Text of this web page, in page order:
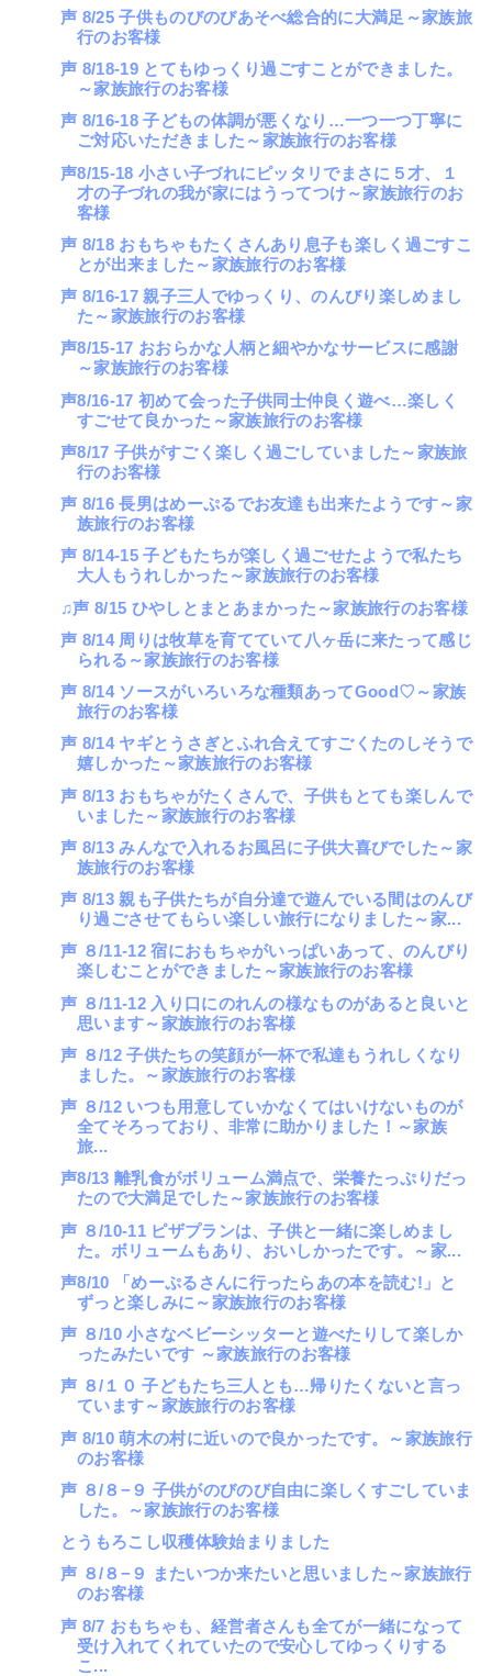
声 8/25 子供ものびのびあそべ総合的に大満足～家族旅
行のお客様
声 8/18-19 とてもゆっくり過ごすことができました。
～家族旅行のお客様
声 8/16-18 子どもの体調が悪くなり…一つ一つ丁寧に
ご対応いただきました～家族旅行のお客様
声8/15-18 小さい子づれにピッタリでまさに５才、１
才の子づれの我が家にはうってつけ～家族旅行のお
客様
声 8/18 おもちゃもたくさんあり息子も楽しく過ごすこ
とが出来ました～家族旅行のお客様
声 8/16-17 親子三人でゆっくり、のんびり楽しめまし
た～家族旅行のお客様
声8/15-17 おおらかな人柄と細やかなサービスに感謝
～家族旅行のお客様
声8/16-17 初めて会った子供同士仲良く遊べ…楽しく
すごせて良かった～家族旅行のお客様
声8/17 子供がすごく楽しく過ごしていました～家族旅
行のお客様
声 8/16 長男はめーぷるでお友達も出来たようです～家
族旅行のお客様
声 8/14-15 子どもたちが楽しく過ごせたようで私たち
大人もうれしかった～家族旅行のお客様
♫声 8/15 ひやしとまとあまかった～家族旅行のお客様
声 8/14 周りは牧草を育てていて八ヶ岳に来たって感じ
られる～家族旅行のお客様
声 8/14 ソースがいろいろな種類あってGood♡～家族
旅行のお客様
声 8/14 ヤギとうさぎとふれ合えてすごくたのしそうで
嬉しかった～家族旅行のお客様
声 8/13 おもちゃがたくさんで、子供もとても楽しんで
いました～家族旅行のお客様
声 8/13 みんなで入れるお風呂に子供大喜びでした～家
族旅行のお客様
声 8/13 親も子供たちが自分達で遊んでいる間はのんび
り過ごさせてもらい楽しい旅行になりました～家...
声 ８/11-12 宿におもちゃがいっぱいあって、のんびり
楽しむことができました～家族旅行のお客様
声 ８/11-12 入り口にのれんの様なものがあると良いと
思います～家族旅行のお客様
声 ８/12 子供たちの笑顔が一杯で私達もうれしくなり
ました。～家族旅行のお客様
声 ８/12 いつも用意していかなくてはいけないものが
全てそろっており、非常に助かりました！～家族
旅...
声8/13 離乳食がボリューム満点で、栄養たっぷりだっ
たので大満足でした～家族旅行のお客様
声 ８/10-11 ピザプランは、子供と一緒に楽しめまし
た。ボリュームもあり、おいしかったです。～家...
声8/10 「めーぷるさんに行ったらあの本を読む!」と
ずっと楽しみに～家族旅行のお客様
声 ８/10 小さなベビーシッターと遊べたりして楽しか
ったみたいです ～家族旅行のお客様
声 ８/１０ 子どもたち三人とも…帰りたくないと言っ
ています～家族旅行のお客様
声 8/10 萌木の村に近いので良かったです。～家族旅行
のお客様
声 ８/８−９ 子供がのびのび自由に楽しくすごしていま
した。～家族旅行のお客様
とうもろこし収穫体験始まりました
声 ８/８−９ またいつか来たいと思いました～家族旅行
のお客様
声 8/7 おもちゃも、経営者さんも全てが一緒になって
受け入れてくれていたので安心してゆっくりする
こ...